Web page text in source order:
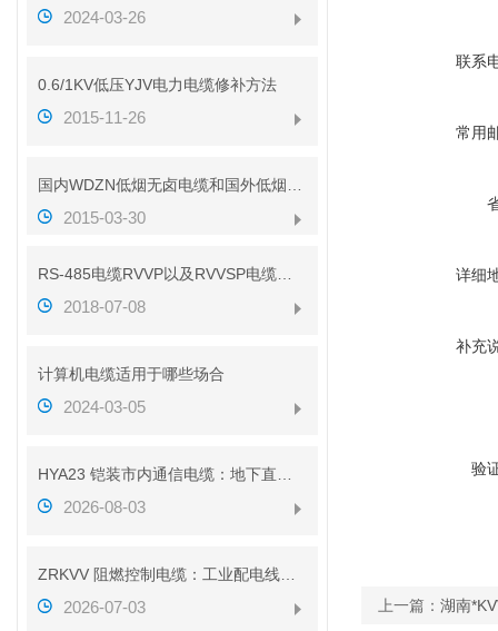
2024-03-26
0.6/1KV低压YJV电力电缆修补方法
2015-11-26
2015-03-30
2018-07-08
计算机电缆适用于哪些场合
2024-03-05
2026-08-03
2026-07-03
联系
常用
详细
补充
验
上一篇： 湖南